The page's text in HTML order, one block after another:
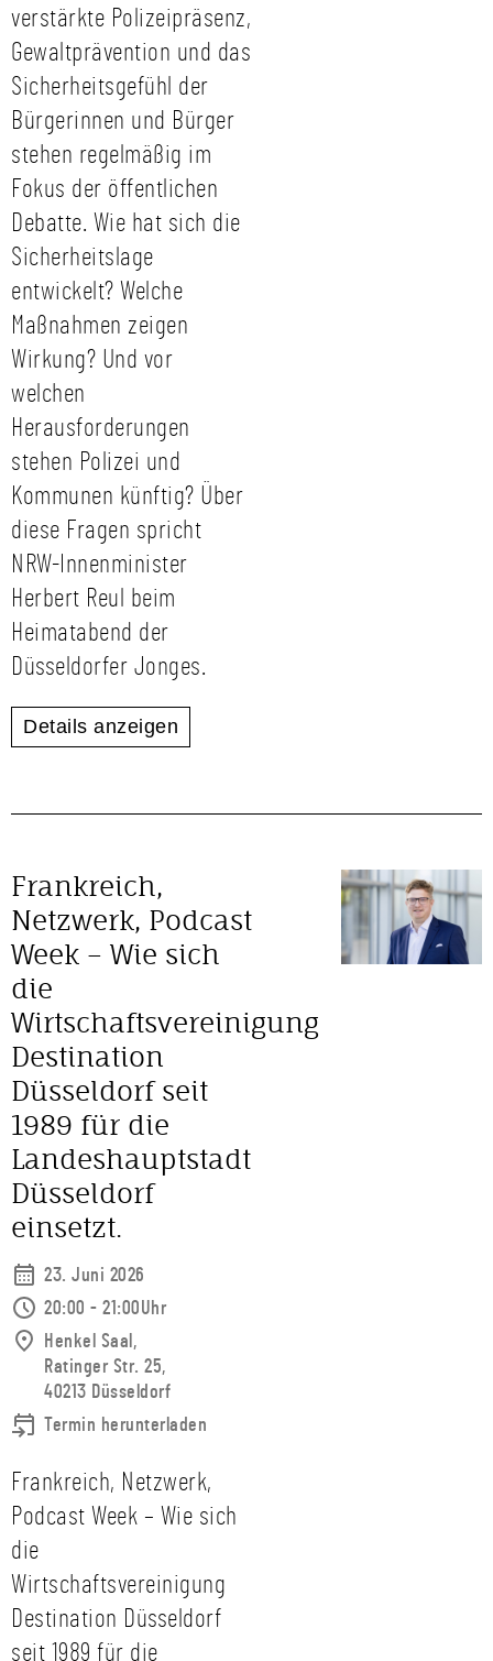
verstärkte Polizeipräsenz,
Gewaltprävention und das
Sicherheitsgefühl der
Bürgerinnen und Bürger
stehen regelmäßig im
Fokus der öffentlichen
Debatte. Wie hat sich die
Sicherheitslage
entwickelt? Welche
Maßnahmen zeigen
Wirkung? Und vor
welchen
Herausforderungen
stehen Polizei und
Kommunen künftig? Über
diese Fragen spricht
NRW-Innenminister
Herbert Reul beim
Heimatabend der
Düsseldorfer Jonges.
Details anzeigen
Frankreich,
Netzwerk, Podcast
Week – Wie sich
die
Wirtschaftsvereinigung
Destination
Düsseldorf seit
1989 für die
Landeshauptstadt
Düsseldorf
einsetzt.
23. Juni 2026
20:00 - 21:00Uhr
Henkel Saal,
Ratinger Str. 25,
40213 Düsseldorf
Termin herunterladen
Frankreich, Netzwerk,
Podcast Week – Wie sich
die
Wirtschaftsvereinigung
Destination Düsseldorf
seit 1989 für die